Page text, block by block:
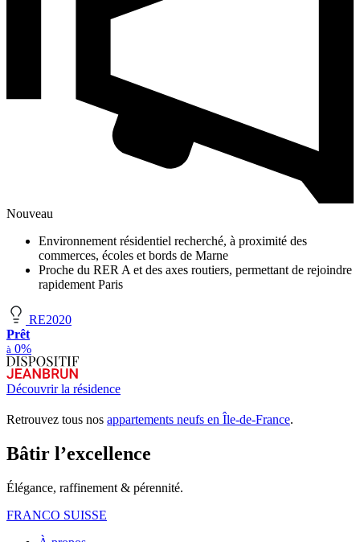
Nouveau
Environnement résidentiel recherché, à proximité des
commerces, écoles et bords de Marne
Proche du RER A et des axes routiers, permettant de rejoindre
rapidement Paris
RE2020
Prêt
à 0%
Découvrir la résidence
Retrouvez tous nos appartements neufs en Île-de-France.
Bâtir l’excellence
Élégance, raffinement & pérennité.
FRANCO SUISSE